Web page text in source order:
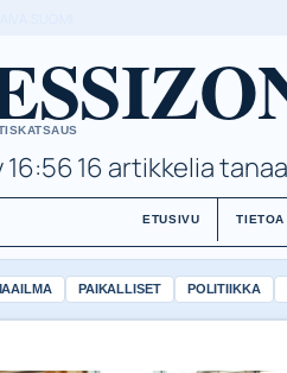
16 artikkelia
ETUSIVU
PAIKALLISET POLITIIKKA